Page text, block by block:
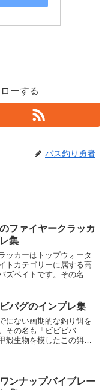
ーする
バス釣り勇者
ファイヤークラッカ
集
ッカーはトップウォータ
トカテゴリーに属する高
ズベイトです。その名が
れは時計回りに回転する
分の反時計...
バグのインプレ集
にない画期的な釣り餌を
その名も「ビビビバ
殻生物を模したこの餌
ビビビバグは、2...
ンナップバイブレー